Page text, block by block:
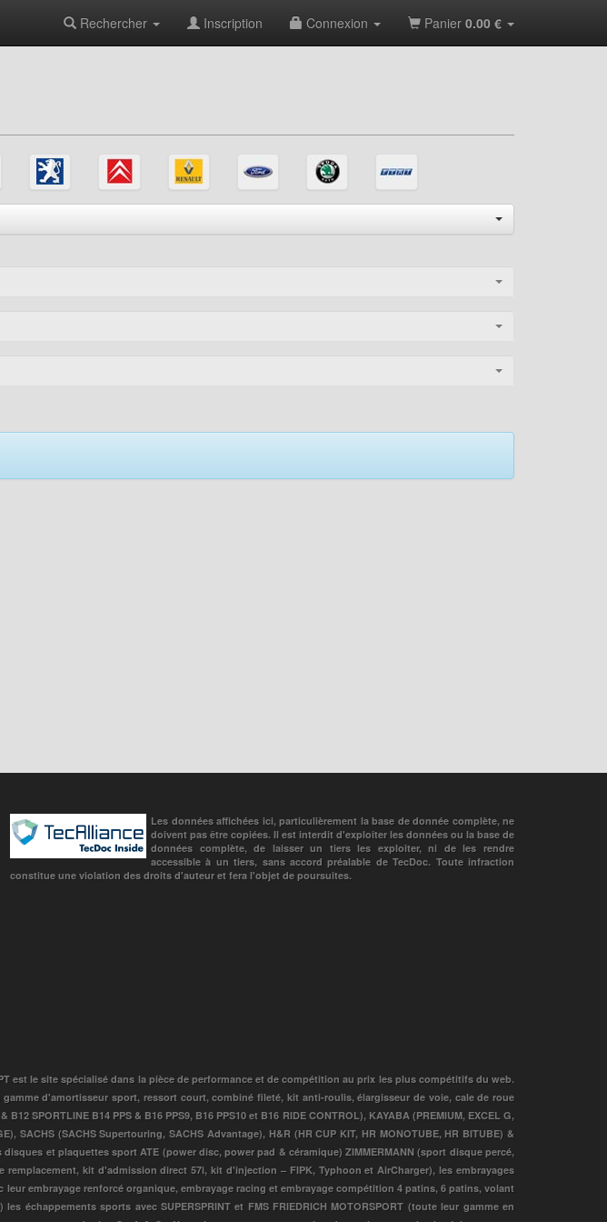
Rechercher Inscription Connexion Panier 0.00 €
Les données affichées ici, particulièrement la base de donnée complète, ne
doivent pas être copiées. Il est interdit d'exploiter les données ou la base de
données complète, de laisser un tiers les exploiter, ni de les rendre
accessible à un tiers, sans accord préalable de TecDoc. Toute infraction
constitue une violation des droits d'auteur et fera l'objet de poursuites.
est le site spécialisé dans la pièce de performance et de compétition au prix les plus compétitifs du web.
d'amortisseur sport, ressort court, combiné fileté, kit anti-roulis, élargisseur de voie, cale de roue
SPORTLINE B14 PPS & B16 PPS9, B16 PPS10 et B16 RIDE CONTROL), KAYABA (PREMIUM, EXCEL G,
SACHS (SACHS Supertouring, SACHS Advantage), H&R (HR CUP KIT, HR MONOTUBE, HR BITUBE) &
et plaquettes sport ATE (power disc, power pad & céramique) ZIMMERMANN (sport disque percé,
kit d'admission direct 57i, kit d'injection – FIPK, Typhoon et AirCharger), les embrayages
leur embrayage renforcé organique, embrayage racing et embrayage compétition 4 patins, 6 patins, volant
sports avec SUPERSPRINT et FMS FRIEDRICH MOTORSPORT (toute leur gamme en